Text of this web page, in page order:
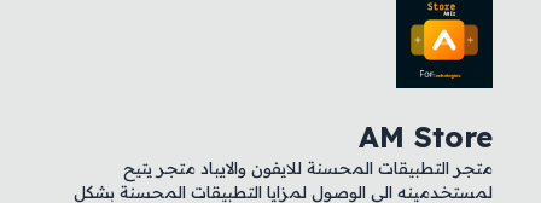
AM Store
متجر التطبيقات المحسنة للايفون والايباد متجر يتيح
لمستخدمينه الى الوصول لمزايا التطبيقات المحسنة بشكل